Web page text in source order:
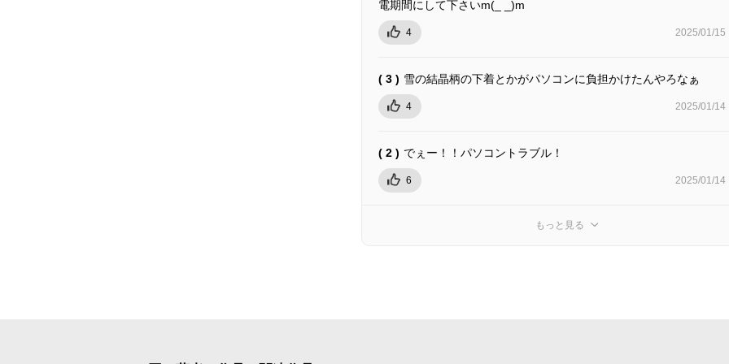
電期間にして下さいm(_ _)m
4 2025/01/15
( 3 ) 雪の結晶柄の下着とかがパソコンに負担かけたんやろなぁ
4 2025/01/14
( 2 ) でぇー！！パソコントラブル！
6 2025/01/14
もっと見る